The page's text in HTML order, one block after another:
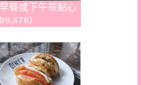
餐或下午茶點心